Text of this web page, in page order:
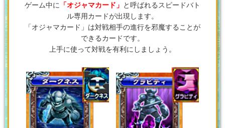
ゲーム中に 「オジャマカード」 と呼ばれるスピードバト
ル専用カードが出現します。
「オジャマカード」は対戦相手の進行を邪魔することが
できるカードです。
上手に使って対戦を有利にしましょう。